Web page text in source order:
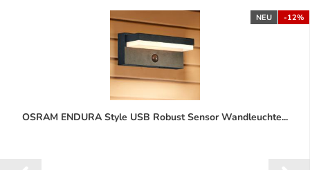
NEU -12%
OSRAM ENDURA Style USB Robust Sensor Wandleuchte...